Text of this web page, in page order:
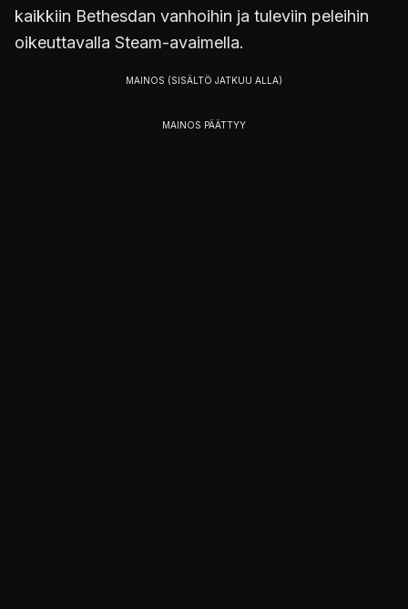
kaikkiin Bethesdan vanhoihin ja tuleviin peleihin
oikeuttavalla Steam-avaimella.